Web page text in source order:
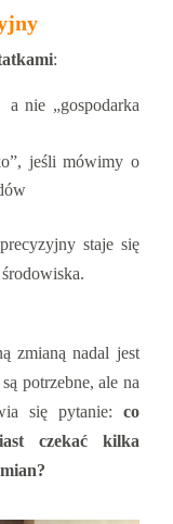
:
a nie „gospodarka
jeśli mówimy o
staje się
zmianą nadal jest
potrzebne, ale na
się pytanie: co
czekać kilka